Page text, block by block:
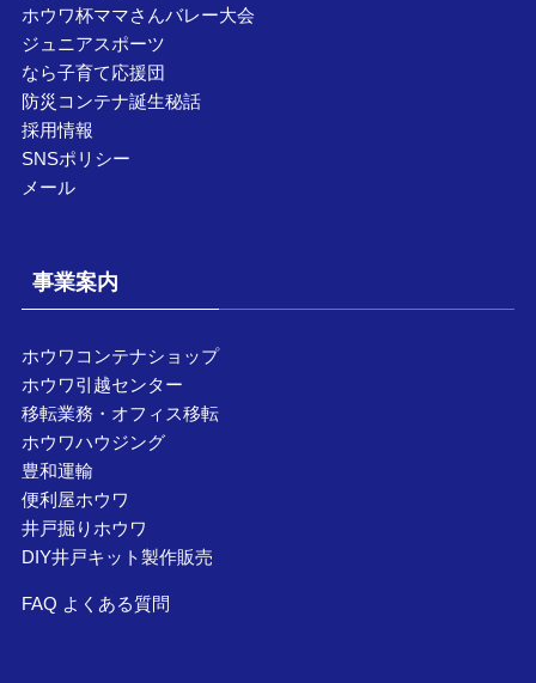
ホウワ杯ママさんバレー大会
ジュニアスポーツ
なら子育て応援団
防災コンテナ誕生秘話
採用情報
SNSポリシー
メール
事業案内
ホウワコンテナショップ
ホウワ引越センター
移転業務・オフィス移転
ホウワハウジング
豊和運輸
便利屋ホウワ
井戸掘りホウワ
DIY井戸キット製作販売
FAQ よくある質問